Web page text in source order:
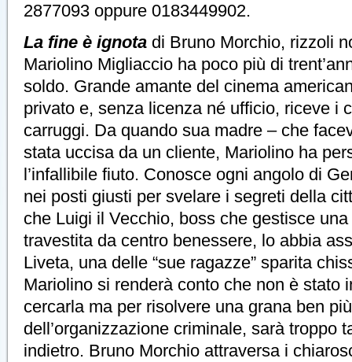
2877093 oppure 0183449902.
La fine è ignota di Bruno Morchio, rizzoli
Mariolino Migliaccio ha poco più di
soldo. Grande amante del cinema
privato e, senza licenza né ufficio, riceve i
carruggi. Da quando sua madre – che
stata uccisa da un cliente, Mariolino ha
l’infallibile fiuto. Conosce ogni angolo di
nei posti giusti per svelare i segreti della
che Luigi il Vecchio, boss che gestisce
travestita da centro benessere, lo abbia
Liveta, una delle “sue ragazze” sparita
Mariolino si renderà conto che non è stato
cercarla ma per risolvere una grana ben
dell’organizzazione criminale, sarà troppo
indietro. Bruno Morchio attraversa i